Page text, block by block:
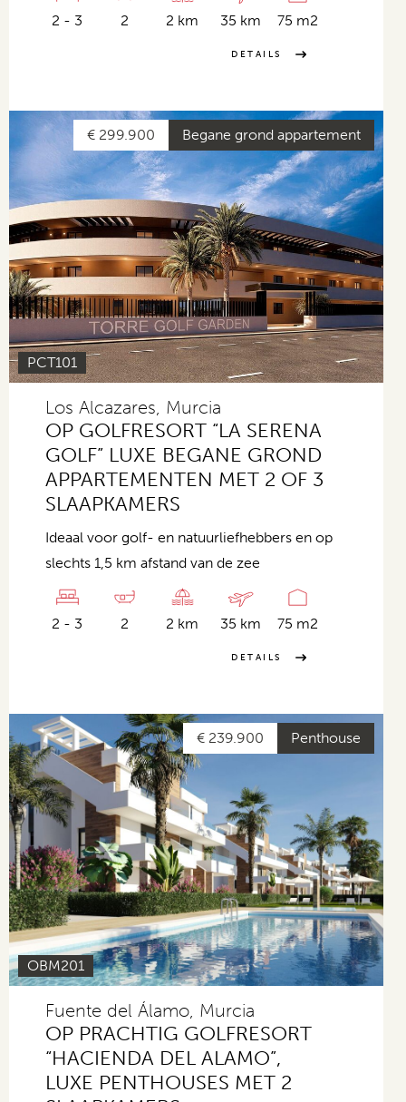
2 - 3 2 2 km 35 km 75 m2
DETAILS
Begane grond appartement
€ 299.900
PCT101
Los Alcazares, Murcia
OP GOLFRESORT “LA SERENA
GOLF” LUXE BEGANE GROND
APPARTEMENTEN MET 2 OF 3
SLAAPKAMERS
Ideaal voor golf- en natuurliefhebbers en op
slechts 1,5 km afstand van de zee
2 - 3 2 2 km 35 km 75 m2
DETAILS
Penthouse
€ 239.900
OBM201
Fuente del Álamo, Murcia
OP PRACHTIG GOLFRESORT
“HACIENDA DEL ALAMO”,
LUXE PENTHOUSES MET 2